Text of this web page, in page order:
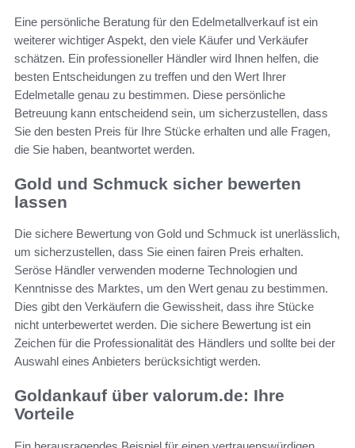
Eine persönliche Beratung für den Edelmetallverkauf ist ein
weiterer wichtiger Aspekt, den viele Käufer und Verkäufer
schätzen. Ein professioneller Händler wird Ihnen helfen, die
besten Entscheidungen zu treffen und den Wert Ihrer
Edelmetalle genau zu bestimmen. Diese persönliche
Betreuung kann entscheidend sein, um sicherzustellen, dass
Sie den besten Preis für Ihre Stücke erhalten und alle Fragen,
die Sie haben, beantwortet werden.
Gold und Schmuck sicher bewerten
lassen
Die sichere Bewertung von Gold und Schmuck ist unerlässlich,
um sicherzustellen, dass Sie einen fairen Preis erhalten.
Seröse Händler verwenden moderne Technologien und
Kenntnisse des Marktes, um den Wert genau zu bestimmen.
Dies gibt den Verkäufern die Gewissheit, dass ihre Stücke
nicht unterbewertet werden. Die sichere Bewertung ist ein
Zeichen für die Professionalität des Händlers und sollte bei der
Auswahl eines Anbieters berücksichtigt werden.
Goldankauf über valorum.de: Ihre
Vorteile